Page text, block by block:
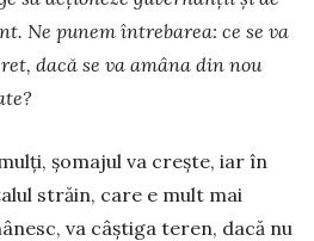
Ne punem întrebarea: ce se va
dacă se va amâna din nou
șomajul va crește, iar în
străin, care e mult mai
va câștiga teren, dacă nu